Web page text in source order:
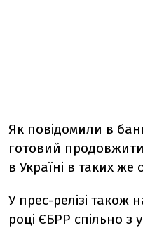
Як повідомили в
готовий
в Україні в таких же
У прес-релізі також
році ЄБРР спільно з